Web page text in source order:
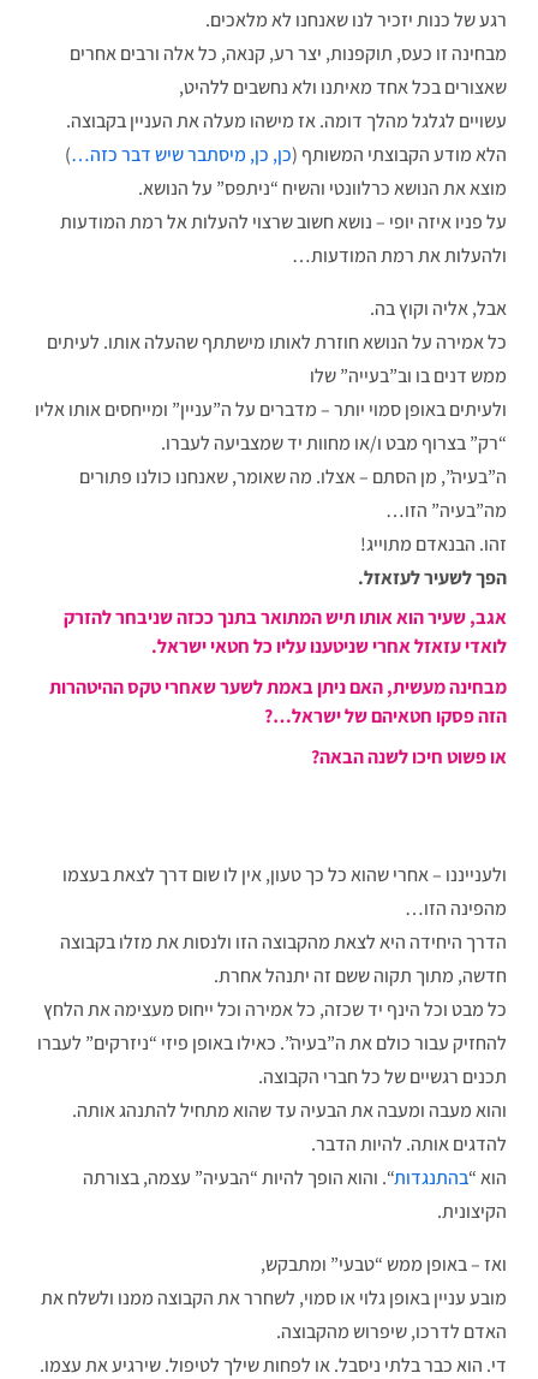
רגע של כנות יזכיר לנו שאנחנו לא מלאכים.
מבחינה זו כעס, תוקפנות, יצר רע, קנאה, כל אלה ורבים אחרים
שאצורים בכל אחד מאיתנו ולא נחשבים ללהיט,
עשויים לגלגל מהלך דומה. אז מישהו מעלה את העניין בקבוצה.
הלא מודע הקבוצתי המשותף (כן, כן, מיסתבר שיש דבר כזה…)
מוצא את הנושא כרלוונטי והשיח “ניתפס” על הנושא.
על פניו איזה יופי – נושא חשוב שרצוי להעלות אל רמת המודעות
ולהעלות את רמת המודעות…
אבל, אליה וקוץ בה.
כל אמירה על הנושא חוזרת לאותו מישתתף שהעלה אותו. לעיתים
ממש דנים בו וב”בעייה” שלו
ולעיתים באופן סמוי יותר – מדברים על ה”עניין” ומייחסים אותו אליו
“רק” בצרוף מבט ו/או מחוות יד שמצביעה לעברו.
ה”בעיה”, מן הסתם – אצלו. מה שאומר, שאנחנו כולנו פתורים
מה”בעיה” הזו…
זהו. הבנאדם מתוייג!
הפך לשעיר לעזאזל.
אגב, שעיר הוא אותו תיש המתואר בתנך ככזה שניבחר להזרק
לואדי עזאזל אחרי שניטענו עליו כל חטאי ישראל.
מבחינה מעשית, האם ניתן באמת לשער שאחרי טקס ההיטהרות
הזה פסקו חטאיהם של ישראל…?
או פשוט חיכו לשנה הבאה?
ולענייננו – אחרי שהוא כל כך טעון, אין לו שום דרך לצאת בעצמו
מהפינה הזו…
הדרך היחידה היא לצאת מהקבוצה הזו ולנסות את מזלו בקבוצה
חדשה, מתוך תקוה ששם זה יתנהל אחרת.
כל מבט וכל הינף יד שכזה, כל אמירה וכל ייחוס מעצימה את הלחץ
להחזיק עבור כולם את ה”בעיה”. כאילו באופן פיזי “ניזרקים” לעברו
תכנים רגשיים של כל חברי הקבוצה.
והוא מעבה ומעבה את הבעיה עד שהוא מתחיל להתנהג אותה.
להדגים אותה. להיות הדבר.
הוא “בהתנגדות“. והוא הופך להיות “הבעיה” עצמה, בצורתה
הקיצונית.
ואז – באופן ממש “טבעי” ומתבקש,
מובע עניין באופן גלוי או סמוי, לשחרר את הקבוצה ממנו ולשלח את
האדם לדרכו, שיפרוש מהקבוצה.
די. הוא כבר בלתי ניסבל. או לפחות שילך לטיפול. שירגיע את עצמו.